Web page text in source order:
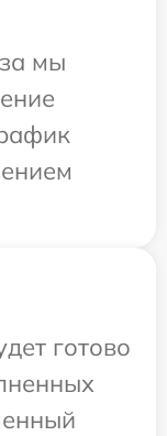
мы
готово